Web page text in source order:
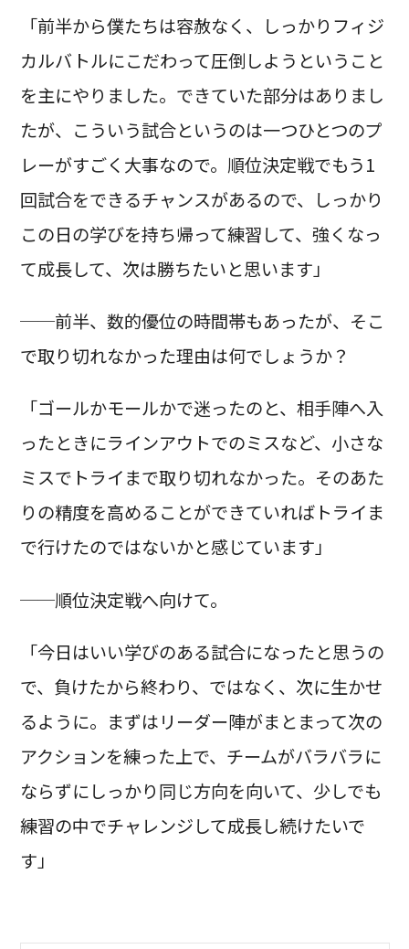
「前半から僕たちは容赦なく、しっかりフィジ
カルバトルにこだわって圧倒しようということ
を主にやりました。できていた部分はありまし
たが、こういう試合というのは一つひとつのプ
レーがすごく大事なので。順位決定戦でもう1
回試合をできるチャンスがあるので、しっかり
この日の学びを持ち帰って練習して、強くなっ
て成長して、次は勝ちたいと思います」
──前半、数的優位の時間帯もあったが、そこ
で取り切れなかった理由は何でしょうか？
「ゴールかモールかで迷ったのと、相手陣へ入
ったときにラインアウトでのミスなど、小さな
ミスでトライまで取り切れなかった。そのあた
りの精度を高めることができていればトライま
で行けたのではないかと感じています」
──順位決定戦へ向けて。
「今日はいい学びのある試合になったと思うの
で、負けたから終わり、ではなく、次に生かせ
るように。まずはリーダー陣がまとまって次の
アクションを練った上で、チームがバラバラに
ならずにしっかり同じ方向を向いて、少しでも
練習の中でチャレンジして成長し続けたいで
す」